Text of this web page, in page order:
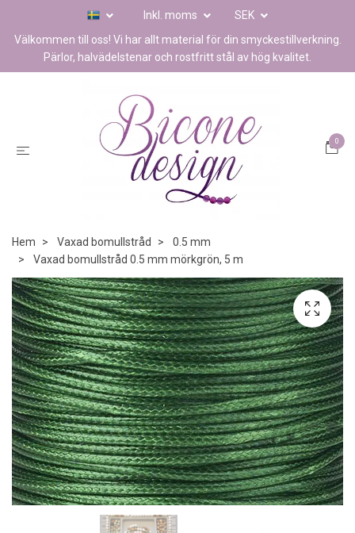
Inkl. moms
SEK
Välkommen till oss! Vi har allt material för din smyckestillverkning.
Pärlor, halvädelstenar och rostfritt stål av hög kvalitet.
0
Hem Vaxad bomullstråd
0.5 mm
Vaxad bomullstråd 0.5 mm mörkgrön, 5 m